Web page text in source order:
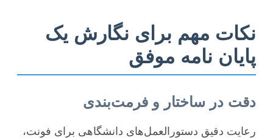
نکات مهم برای نگارش یک
پایان نامه موفق
دقت در ساختار و فرمت‌بندی
رعایت دقیق دستورالعمل‌های دانشگاهی برای فونت،